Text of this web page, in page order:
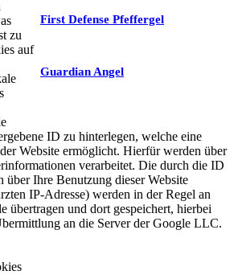
First Defense Pfeffergel
Guardian Angel
zu
auf
ID zu hinterlegen, welche eine
Website ermöglicht. Hierfür werden über
verarbeitet. Die durch die ID
über Ihre Benutzung dieser Website
IP-Adresse) werden in der Regel an
übertragen und dort gespeichert, hierbei
an die Server der Google LLC.